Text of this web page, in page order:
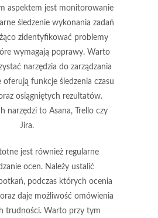
aspektem jest monitorowanie
śledzenie wykonania zadań
zidentyfikować problemy
wymagają poprawy. Warto
narzędzia do zarządzania
funkcje śledzenia czasu
osiągniętych rezultatów.
narzędzi to Asana, Trello czy
Jira.
jest również regularne
ocen. Należy ustalić
podczas których ocenia
daje możliwość omówienia
trudności. Warto przy tym